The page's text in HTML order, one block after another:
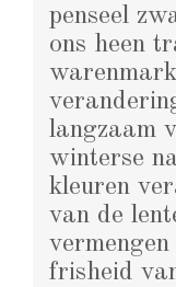
penseel
ons heen
langzaam
winterse
kleuren
van de
frisheid